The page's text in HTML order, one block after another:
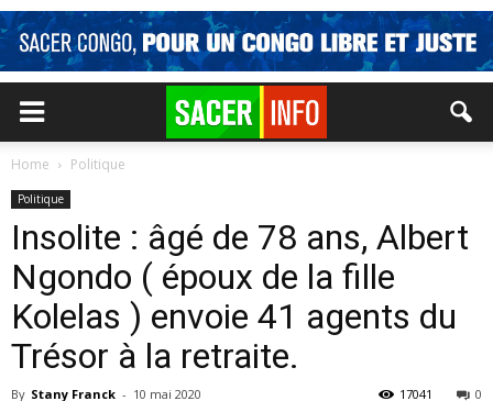
Home Politique
Politique
Insolite : âgé de 78 ans, Albert
Ngondo ( époux de la fille
Kolelas ) envoie 41 agents du
Trésor à la retraite.
By Stany Franck - 10 mai 2020 0
17041